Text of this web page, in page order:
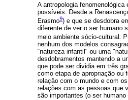
A antropologia
possíveis. Desde a
Erasmo9) e que se desdobra
diferente de ver o ser humano
meio ambiente sócio-cultural.
nenhum dos modelos
"natureza infantil" ou uma
desdobramentos mantendo a
que pode ser dividia em três
como etapa de apropriação ou
relação com o mundo e com
relações com as pessoas que
são importantes (o ser